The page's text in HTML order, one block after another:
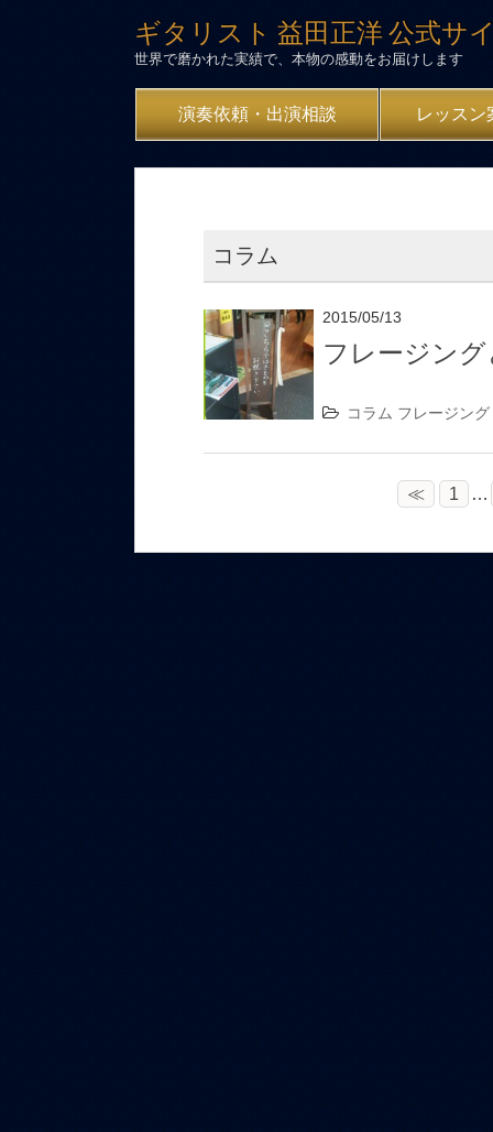
ギタリスト 益田正洋 公式サ
世界で磨かれた実績で、本物の感動をお届けします
演奏依頼・出演相談 レッスン
コラム
2015/05/13
フレージン
コラム フレージング
≪ 1 …